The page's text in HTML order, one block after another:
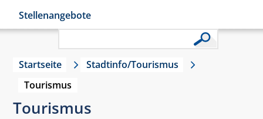
Stellenangebote
Startseite
Stadtinfo/Tourismus
Tourismus
Tourismus